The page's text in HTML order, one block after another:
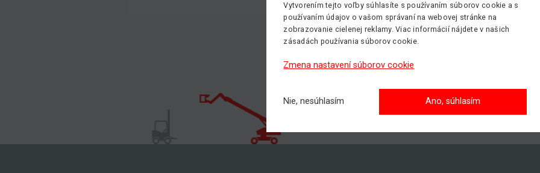
Vytvorením tejto voľby súhlasíte s používaním súborov cookie a s
používaním údajov o vašom správaní na webovej stránke na
zobrazovanie cielenej reklamy. Viac informácií nájdete v našich
zásadách používania súborov cookie.
Zmena nastavení súborov cookie
Nie, nesúhlasím Ano, súhlasím